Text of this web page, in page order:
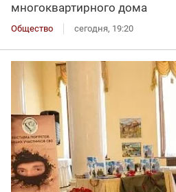
многоквартирного дома
Общество сегодня, 19:20